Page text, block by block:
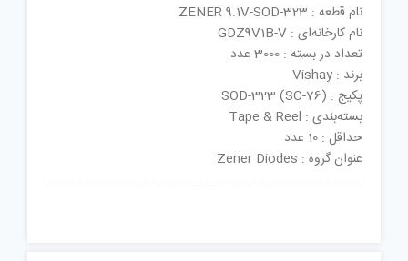
نام قطعه : ZENER 9.1V-SOD-323
نام کارخانه‌ای : GDZ9V1B-V
تعداد در بسته : 3000 عدد
برند : Vishay
پکیج : SOD-323 (SC-76)
بسته‌بندی : Tape & Reel
حداقل : 10 عدد
عنوان گروه : Zener Diodes